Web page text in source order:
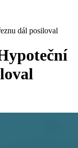
dál posiloval